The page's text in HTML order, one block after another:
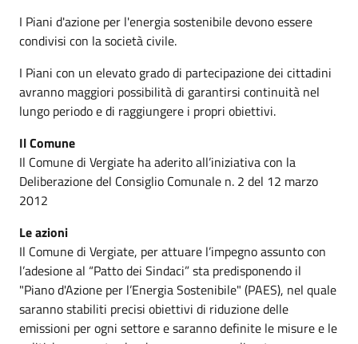
I Piani d'azione per l'energia sostenibile devono essere
condivisi con la società civile.
I Piani con un elevato grado di partecipazione dei cittadini
avranno maggiori possibilità di garantirsi continuità nel
lungo periodo e di raggiungere i propri obiettivi.
Il Comune
Il Comune di Vergiate ha aderito all’iniziativa con la
Deliberazione del Consiglio Comunale n. 2 del 12 marzo
2012
Le azioni
Il Comune di Vergiate, per attuare l’impegno assunto con
l’adesione al “Patto dei Sindaci” sta predisponendo il
"Piano d'Azione per l’Energia Sostenibile" (PAES), nel quale
saranno stabiliti precisi obiettivi di riduzione delle
emissioni per ogni settore e saranno definite le misure e le